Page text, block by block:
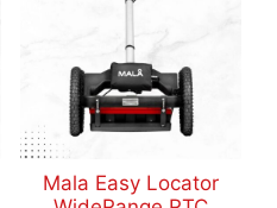
Mala Easy Locator